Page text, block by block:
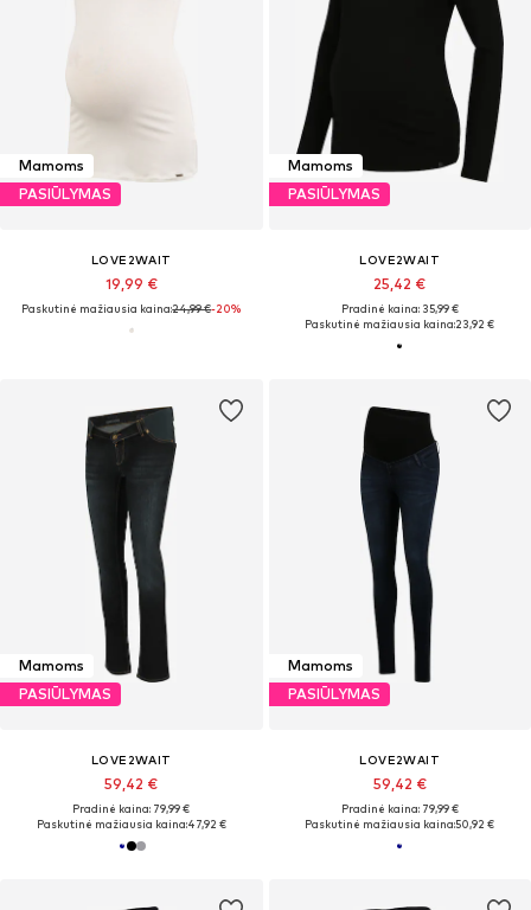
Mamoms
PASIŪLYMAS
LOVE2WAIT
19,99 €
Paskutinė mažiausia kaina:24,99 €-20%
Mamoms
PASIŪLYMAS
LOVE2WAIT
25,42 €
Pradinė kaina: 35,99 €
Paskutinė mažiausia kaina:23,92 €
Mamoms
PASIŪLYMAS
LOVE2WAIT
59,42 €
Pradinė kaina: 79,99 €
Paskutinė mažiausia kaina:47,92 €
Mamoms
PASIŪLYMAS
LOVE2WAIT
59,42 €
Pradinė kaina: 79,99 €
Paskutinė mažiausia kaina:50,92 €